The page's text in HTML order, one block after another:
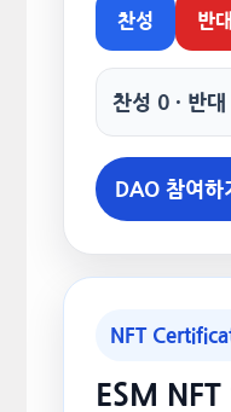
찬성 반대
찬성 0 · 반
DAO 참여하
NFT
ESM